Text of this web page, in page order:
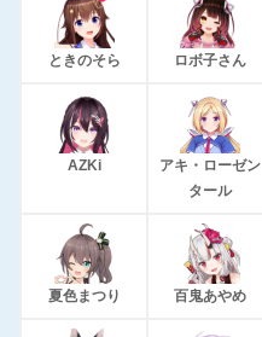
ときのそら ロボ子さん
AZKi
アキ・ローゼン
タール
夏色まつり 百鬼あやめ